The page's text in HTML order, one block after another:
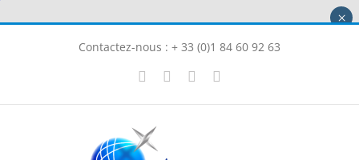
Contactez-nous : + 33 (0)1 84 60 92 63
LinkedInInstagram
×